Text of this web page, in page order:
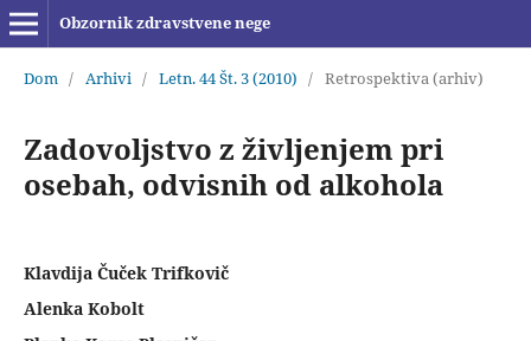
Obzornik zdravstvene nege
Dom / Arhivi / Letn. 44 Št. 3 (2010) / Retrospektiva (arhiv)
Zadovoljstvo z življenjem pri
osebah, odvisnih od alkohola
Klavdija Čuček Trifkovič
Alenka Kobolt